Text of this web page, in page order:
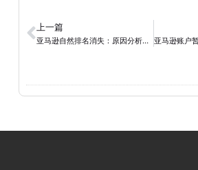
上一篇
亚马逊自然排名消失：原因分析与卖家应对策略